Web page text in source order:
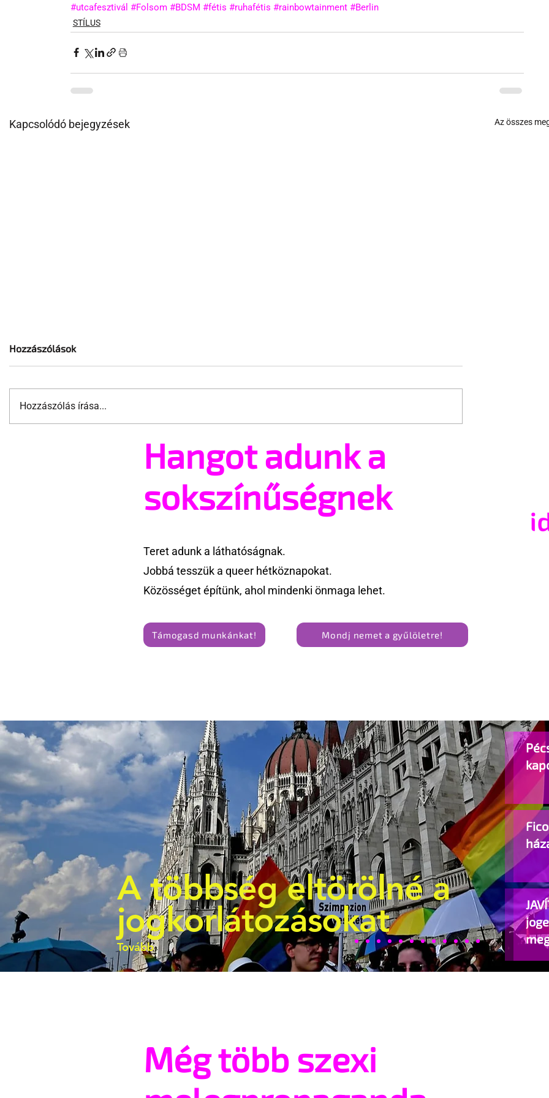
#utcafesztivál #Folsom #BDSM #fétis #ruhafétis #rainbowtainment #Berlin
STÍLUS
Kapcsolódó bejegyzések Az összes
Jonathan Bailey új szerepben
10 érdekesség, amit sok férfi
nem tud a saját nemi
szervéről
Hozzászólások
Hozzászólás írása...
Hangot adunk a
sokszínűségnek
Teret adunk a láthatóságnak.
Jobbá tesszük a queer hétköznapokat.
Közösséget építünk, ahol mindenki önmaga lehet.
Támogasd munkánkat! Mondj nemet a gyűlöletre!
A többség eltörölné a
jogkorlátozásokat
Tovább
Még több szexi